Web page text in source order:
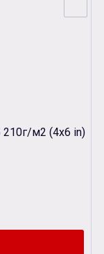
210г/м2 (4х6 in)